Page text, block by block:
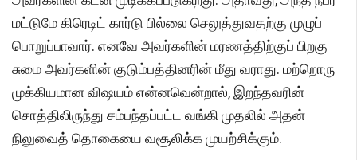
மட்டுமே கிரெடிட் கார்டு பில்லை செலுத்துவதற்கு முழுப்
பொறுப்பாவார். எனவே அவர்களின் மரணத்திற்குப் பிறகு
சுமை அவர்களின் குடும்பத்தினரின் மீது வராது. மற்றொரு
முக்கியமான விஷயம் என்னவென்றால், இறந்தவரின்
சொத்திலிருந்து சம்பந்தப்பட்ட வங்கி முதலில் அதன்
நிலுவைத் தொகையை வசூலிக்க முயற்சிக்கும்.